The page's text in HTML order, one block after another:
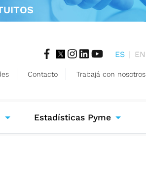
ES | EN
Contacto Trabajá con nosotros
Estadísticas Pyme